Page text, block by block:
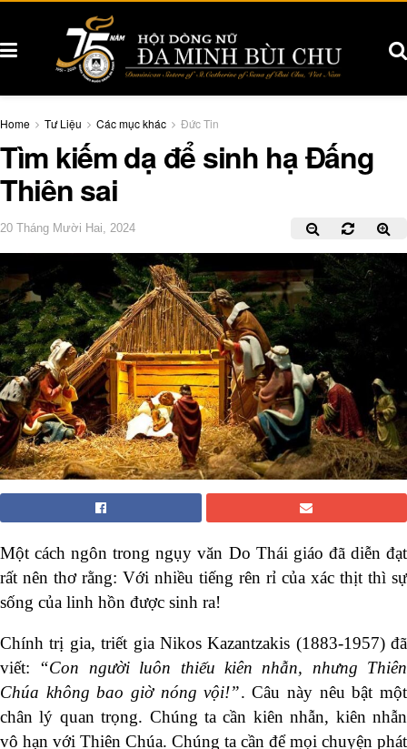
Home Tư Liệu Các mục khác Đức Tin
Tìm kiếm dạ để sinh hạ Đấng
Thiên sai
20 Tháng Mười Hai, 2024
Một cách ngôn trong ngụy văn Do Thái giáo đã diễn đạt
rất nên thơ rằng: Với nhiều tiếng rên rỉ của xác thịt thì sự
sống của linh hồn được sinh ra!
Chính trị gia, triết gia Nikos Kazantzakis (1883-1957) đã
viết: “Con người luôn thiếu kiên nhẫn, nhưng Thiên
Chúa không bao giờ nóng vội!”. Câu này nêu bật một
chân lý quan trọng. Chúng ta cần kiên nhẫn, kiên nhẫn
vô hạn với Thiên Chúa. Chúng ta cần để mọi chuyện phát